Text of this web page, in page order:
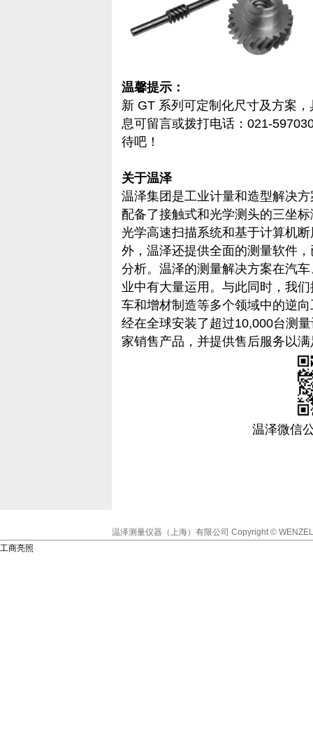
温馨提示：
新 GT 系列可定制化尺寸及方案
息可留言或拨打电话：021-
待吧！
关于温泽
温泽集团是工业计量和造型解决
配备了接触式和光学测头的三坐
光学高速扫描系统和基于计算机
外，温泽还提供全面的测量软件
分析。温泽的测量解决方案在汽
业中有大量运用。与此同时，我
车和增材制造等多个领域中的逆
经在全球安装了超过10,000台测
家销售产品，并提供售后服务以
温泽微信
温泽测量仪器（上海）有限公司 Copyright ©
工商亮照